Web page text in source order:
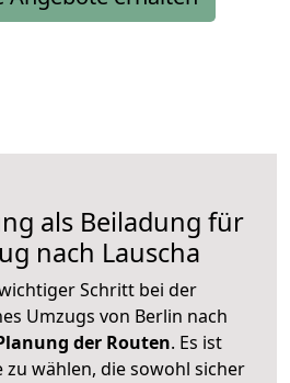
als Beiladung für
nach Lauscha
Schritt bei der
Umzugs von Berlin nach
der Routen. Es ist
zu wählen, die sowohl sicher